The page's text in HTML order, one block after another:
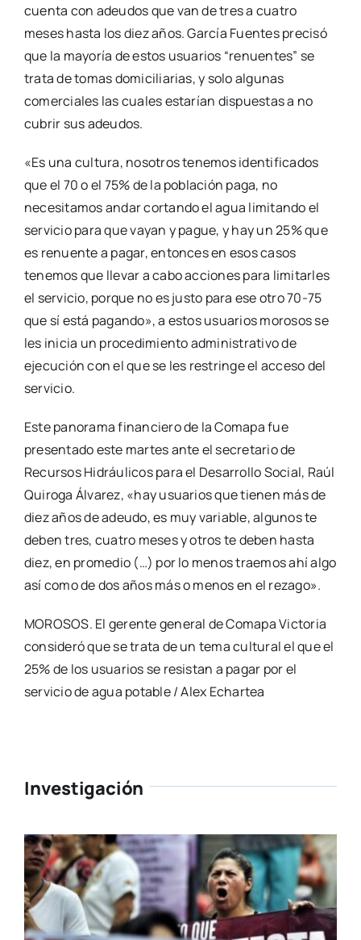
cuenta con adeudos que van de tres a cuatro
meses hasta los diez años. García Fuentes precisó
que la mayoría de estos usuarios “renuentes” se
trata de tomas domiciliarias, y solo algunas
comerciales las cuales estarían dispuestas a no
cubrir sus adeudos.
«Es una cultura, nosotros tenemos identificados
que el 70 o el 75% de la población paga, no
necesitamos andar cortando el agua limitando el
servicio para que vayan y pague, y hay un 25% que
es renuente a pagar, entonces en esos casos
tenemos que llevar a cabo acciones para limitarles
el servicio, porque no es justo para ese otro 70-75
que sí está pagando», a estos usuarios morosos se
les inicia un procedimiento administrativo de
ejecución con el que se les restringe el acceso del
servicio.
Este panorama financiero de la Comapa fue
presentado este martes ante el secretario de
Recursos Hidráulicos para el Desarrollo Social, Raúl
Quiroga Álvarez, «hay usuarios que tienen más de
diez años de adeudo, es muy variable, algunos te
deben tres, cuatro meses y otros te deben hasta
diez, en promedio (…) por lo menos traemos ahí algo
así como de dos años más o menos en el rezago».
MOROSOS. El gerente general de Comapa Victoria
consideró que se trata de un tema cultural el que el
25% de los usuarios se resistan a pagar por el
servicio de agua potable / Alex Echartea
Investigación